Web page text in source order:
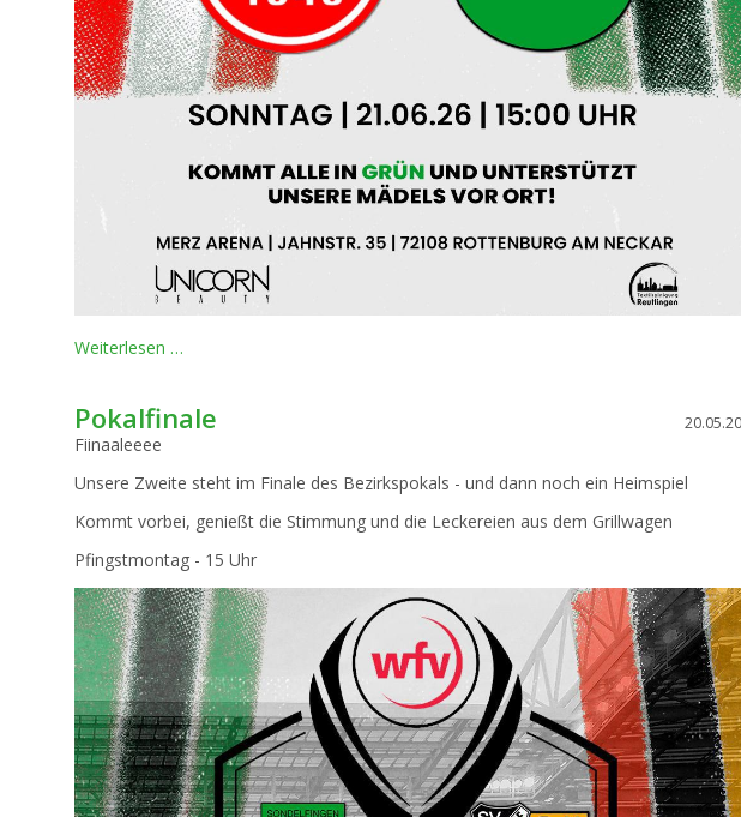
Weiterlesen …
mehr!
Pokalfinale
Fiinaaleeee
Unsere Zweite steht im Finale des Bezirkspokals - und dann noch ein Heimspiel
Kommt vorbei, genießt die Stimmung und die Leckereien aus dem Grillwagen
Pfingstmontag - 15 Uhr